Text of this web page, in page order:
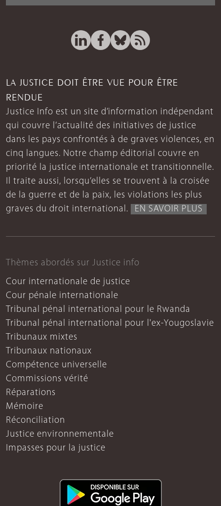
LA JUSTICE DOIT ÊTRE VUE POUR ÊTRE
RENDUE
Justice Info est un site d’information indépendant
qui couvre l’actualité des initiatives de justice
dans les pays confrontés à de graves violences, en
cinq langues. Notre champ éditorial couvre en
priorité la justice internationale et transitionnelle.
Il traite aussi, lorsqu’elles se trouvent à la croisée
de la guerre et de la paix, les violations les plus
graves du droit international.
EN SAVOIR PLUS
Thèmes abordés sur Justice info
Cour internationale de justice
Cour pénale internationale
Tribunal pénal international pour le Rwanda
Tribunal pénal international pour l'ex-Yougoslavie
Tribunaux mixtes
Tribunaux nationaux
Compétence universelle
Commissions vérité
Réparations
Mémoire
Réconciliation
Justice environnementale
Impasses pour la justice